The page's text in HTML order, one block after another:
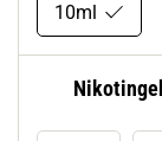
10ml